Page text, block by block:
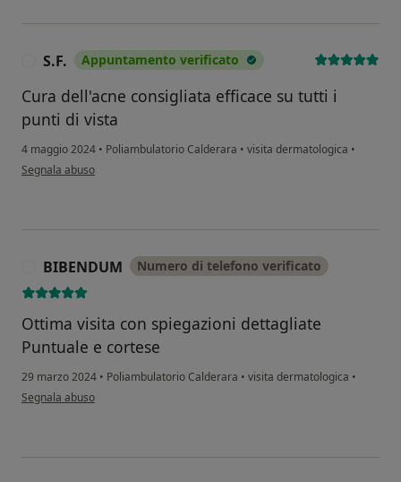
S.F. Appuntamento verificato
Cura dell'acne consigliata efficace su tutti i
punti di vista
4 maggio 2024 • Poliambulatorio Calderara • visita dermatologica •
secondo l'opinione dell'utente S.F.
Segnala abuso
BIBENDUM Numero di telefono verificato
Ottima visita con spiegazioni dettagliate
Puntuale e cortese
29 marzo 2024 • Poliambulatorio Calderara • visita dermatologica •
secondo l'opinione dell'utente BIBENDUM
Segnala abuso